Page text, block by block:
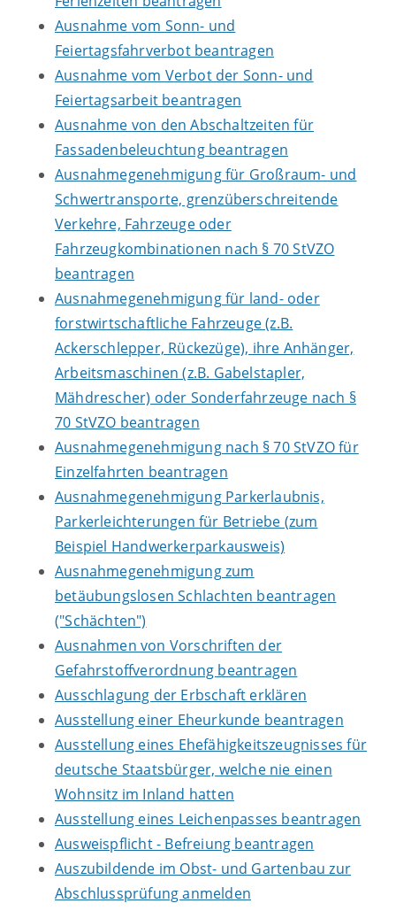
Ausnahme vom Sonn- und
Feiertagsfahrverbot beantragen
Ausnahme vom Verbot der Sonn- und
Feiertagsarbeit beantragen
Ausnahme von den Abschaltzeiten für
Fassadenbeleuchtung beantragen
Ausnahmegenehmigung für Großraum- und
Schwertransporte, grenzüberschreitende
Verkehre, Fahrzeuge oder
Fahrzeugkombinationen nach § 70 StVZO
beantragen
Ausnahmegenehmigung für land- oder
forstwirtschaftliche Fahrzeuge (z.B.
Ackerschlepper, Rückezüge), ihre Anhänger,
Arbeitsmaschinen (z.B. Gabelstapler,
Mähdrescher) oder Sonderfahrzeuge nach §
70 StVZO beantragen
Ausnahmegenehmigung nach § 70 StVZO für
Einzelfahrten beantragen
Ausnahmegenehmigung Parkerlaubnis,
Parkerleichterungen für Betriebe (zum
Beispiel Handwerkerparkausweis)
Ausnahmegenehmigung zum
betäubungslosen Schlachten beantragen
("Schächten")
Ausnahmen von Vorschriften der
Gefahrstoffverordnung beantragen
Ausschlagung der Erbschaft erklären
Ausstellung einer Eheurkunde beantragen
Ausstellung eines Ehefähigkeitszeugnisses für
deutsche Staatsbürger, welche nie einen
Wohnsitz im Inland hatten
Ausstellung eines Leichenpasses beantragen
Ausweispflicht - Befreiung beantragen
Auszubildende im Obst- und Gartenbau zur
Abschlussprüfung anmelden